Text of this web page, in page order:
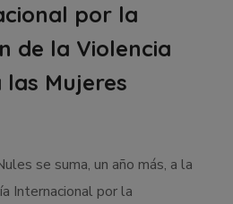
por la
de la Violencia
Mujeres
se suma, un año más, a la
Internacional por la